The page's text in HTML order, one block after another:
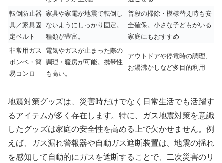
転倒防止器
具／家具固
定ベルト
家具や家電が地震で転倒し
ないようにしっかり固定。
種類が豊富。
普段の掃除・模様替え時も安
全確保。小さな子どもがいる
家庭にもおすすめ
非常用ガス
ボンベ・簡
易コンロ
電気やガスが止まった際の
調理・暖房が可能。携帯性
も高い。
アウトドアや停電時の調理、
お湯沸かしなど多目的利用
地震対策グッズは、災害時だけでなく日常生活でも活躍す
るアイテムが多く存在します。特に、ガス地震対策を意識
したグッズは家庭の安全性を高める上で欠かせません。例
えば、ガス漏れ警報器や自動ガス遮断装置は、地震の揺れ
を感知して自動的にガスを遮断することで、二次災害のリ